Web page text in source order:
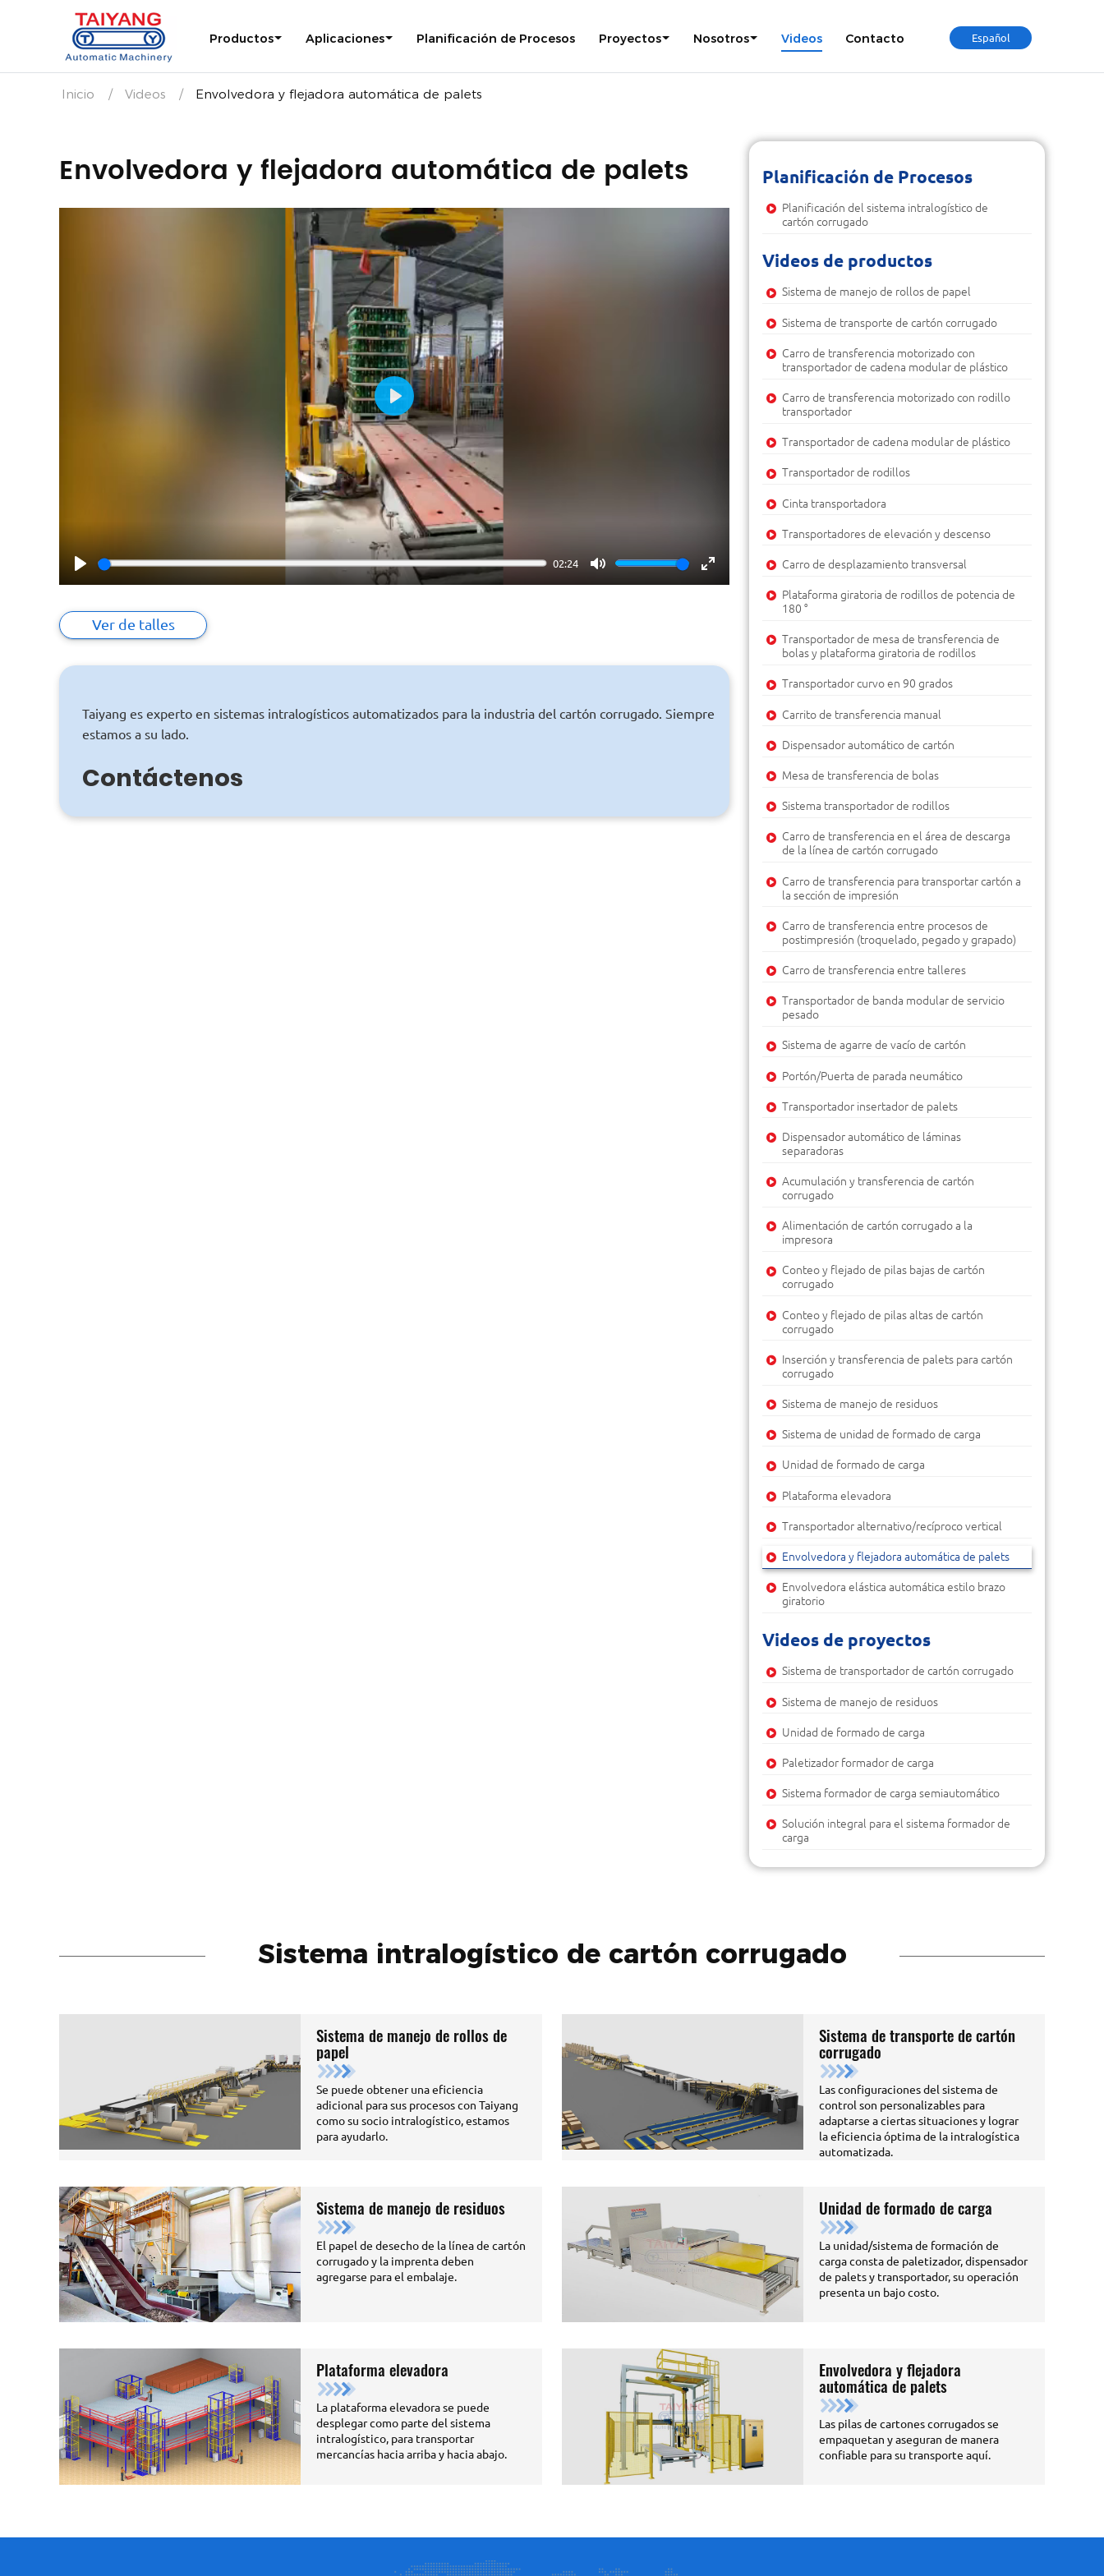
Español
Productos Aplicaciones Planificación de Procesos Proyectos Nosotros Videos Contacto
Inicio Videos Envolvedora y flejadora automática de palets
Envolvedora y flejadora automática de palets
02:24
Play
Ver de talles
Taiyang es experto en sistemas intralogísticos automatizados para la industria del cartón corrugado. Siempre
estamos a su lado.
Contáctenos
Planificación de Procesos
Planificación del sistema intralogístico de
cartón corrugado
Videos de productos
Sistema de manejo de rollos de papel
Sistema de transporte de cartón corrugado
Carro de transferencia motorizado con
transportador de cadena modular de plástico
Carro de transferencia motorizado con rodillo
transportador
Transportador de cadena modular de plástico
Transportador de rodillos
Cinta transportadora
Transportadores de elevación y descenso
Carro de desplazamiento transversal
Plataforma giratoria de rodillos de potencia de
180 °
Transportador de mesa de transferencia de
bolas y plataforma giratoria de rodillos
Transportador curvo en 90 grados
Carrito de transferencia manual
Dispensador automático de cartón
Mesa de transferencia de bolas
Sistema transportador de rodillos
Carro de transferencia en el área de descarga
de la línea de cartón corrugado
Carro de transferencia para transportar cartón a
la sección de impresión
Carro de transferencia entre procesos de
postimpresión (troquelado, pegado y grapado)
Carro de transferencia entre talleres
Transportador de banda modular de servicio
pesado
Sistema de agarre de vacío de cartón
Portón/Puerta de parada neumático
Transportador insertador de palets
Dispensador automático de láminas
separadoras
Acumulación y transferencia de cartón
corrugado
Alimentación de cartón corrugado a la
impresora
Conteo y flejado de pilas bajas de cartón
corrugado
Conteo y flejado de pilas altas de cartón
corrugado
Inserción y transferencia de palets para cartón
corrugado
Sistema de manejo de residuos
Sistema de unidad de formado de carga
Unidad de formado de carga
Plataforma elevadora
Transportador alternativo/recíproco vertical
Envolvedora y flejadora automática de palets
Envolvedora elástica automática estilo brazo
giratorio
Videos de proyectos
Sistema de transportador de cartón corrugado
Sistema de manejo de residuos
Unidad de formado de carga
Paletizador formador de carga
Sistema formador de carga semiautomático
Solución integral para el sistema formador de
carga
Sistema intralogístico de cartón corrugado
Sistema de manejo de rollos de
papel
Se puede obtener una eficiencia
adicional para sus procesos con Taiyang
como su socio intralogístico, estamos
para ayudarlo.
Sistema de transporte de cartón
corrugado
Las configuraciones del sistema de
control son personalizables para
adaptarse a ciertas situaciones y lograr
la eficiencia óptima de la intralogística
automatizada.
Sistema de manejo de residuos
El papel de desecho de la línea de cartón
corrugado y la imprenta deben
agregarse para el embalaje.
Unidad de formado de carga
La unidad/sistema de formación de
carga consta de paletizador, dispensador
de palets y transportador, su operación
presenta un bajo costo.
Plataforma elevadora
La plataforma elevadora se puede
desplegar como parte del sistema
intralogístico, para transportar
mercancías hacia arriba y hacia abajo.
Envolvedora y flejadora
automática de palets
Las pilas de cartones corrugados se
empaquetan y aseguran de manera
confiable para su transporte aquí.